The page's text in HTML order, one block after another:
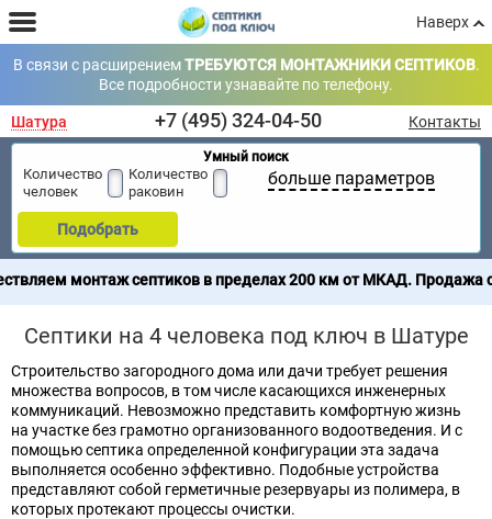
Наверх
В связи с расширениемТРЕБУЮТСЯ МОНТАЖНИКИ СЕПТИКОВ.
Все подробности узнавайте по телефону.
Шатура +7 (495) 324-04-50 Контакты
Умный поиск
Количество
человек
Количество
раковин
больше параметров
Подобрать
септиков в пределах 200 км от МКАД. Продажа септиков по
Септики на 4 человека под ключ в Шатуре
Строительство загородного дома или дачи требует решения
множества вопросов, в том числе касающихся инженерных
коммуникаций. Невозможно представить комфортную жизнь
на участке без грамотно организованного водоотведения. И с
помощью септика определенной конфигурации эта задача
выполняется особенно эффективно. Подобные устройства
представляют собой герметичные резервуары из полимера, в
которых протекают процессы очистки.